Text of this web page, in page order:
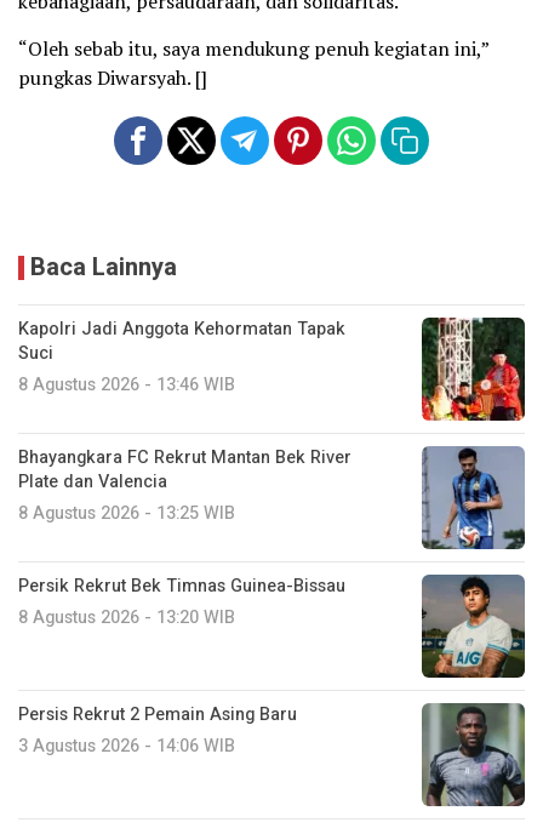
“Oleh sebab itu, saya mendukung penuh kegiatan ini,”
pungkas Diwarsyah. []
Baca Lainnya
Kapolri Jadi Anggota Kehormatan Tapak
Suci
8 Agustus 2026 - 13:46 WIB
Bhayangkara FC Rekrut Mantan Bek River
Plate dan Valencia
8 Agustus 2026 - 13:25 WIB
Persik Rekrut Bek Timnas Guinea-Bissau
8 Agustus 2026 - 13:20 WIB
Persis Rekrut 2 Pemain Asing Baru
3 Agustus 2026 - 14:06 WIB